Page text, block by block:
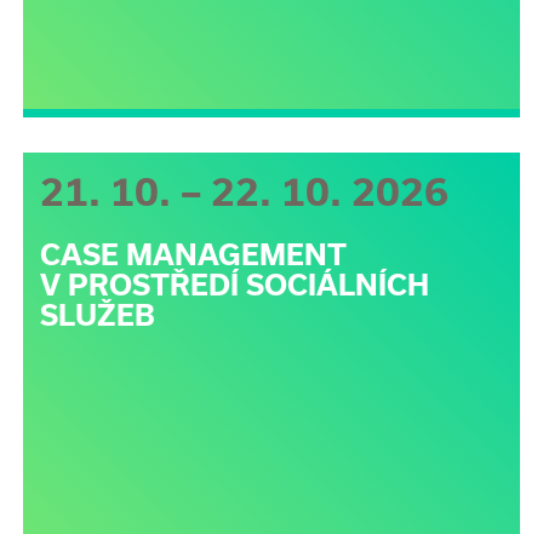
21. 10. – 22. 10. 2026
CASE MANAGEMENT
V PROSTŘEDÍ SOCIÁLNÍCH
SLUŽEB